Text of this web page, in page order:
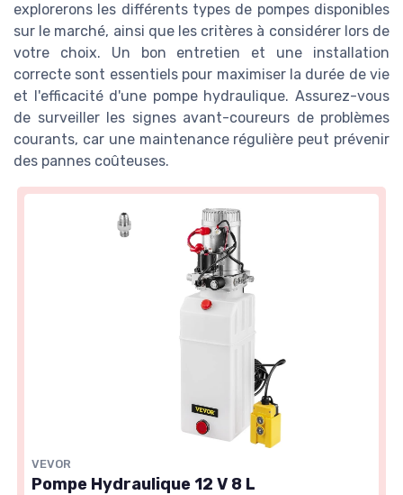
explorerons les différents types de pompes disponibles
sur le marché, ainsi que les critères à considérer lors de
votre choix. Un bon entretien et une installation
correcte sont essentiels pour maximiser la durée de vie
et l'efficacité d'une pompe hydraulique. Assurez-vous
de surveiller les signes avant-coureurs de problèmes
courants, car une maintenance régulière peut prévenir
des pannes coûteuses.
VEVOR
Pompe Hydraulique 12 V 8 L